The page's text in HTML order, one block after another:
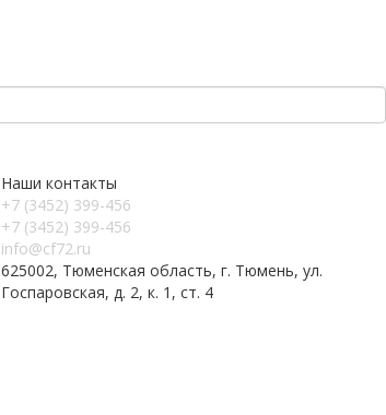
Наши контакты
+7 (3452) 399-456
+7 (3452) 399-456
info@cf72.ru
625002, Тюменская область, г. Тюмень, ул.
Госпаровская, д. 2, к. 1, ст. 4